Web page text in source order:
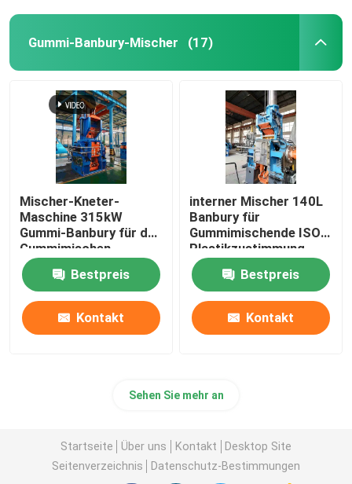
Gummi-Banbury-Mischer (17)
Mischer-Kneter-
Maschine 315kW
Gummi-Banbury für das
Gummimischen
Bestpreis
Kontakt
interner Mischer 140L
Banbury für
Gummimischende ISO-
Plastikzustimmung
Bestpreis
Kontakt
Sehen Sie mehr an
Startseite Über uns Kontakt
Desktop Site
Seitenverzeichnis
Datenschutz-Bestimmungen